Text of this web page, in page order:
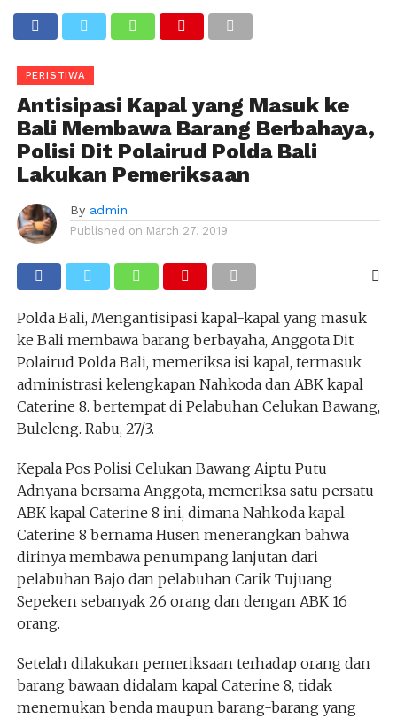
PERISTIWA
Antisipasi Kapal yang Masuk ke
Bali Membawa Barang Berbahaya,
Polisi Dit Polairud Polda Bali
Lakukan Pemeriksaan
By admin
Published on March 27, 2019
Polda Bali, Mengantisipasi kapal-kapal yang masuk
ke Bali membawa barang berbayaha, Anggota Dit
Polairud Polda Bali, memeriksa isi kapal, termasuk
administrasi kelengkapan Nahkoda dan ABK kapal
Caterine 8. bertempat di Pelabuhan Celukan Bawang,
Buleleng. Rabu, 27/3.
Kepala Pos Polisi Celukan Bawang Aiptu Putu
Adnyana bersama Anggota, memeriksa satu persatu
ABK kapal Caterine 8 ini, dimana Nahkoda kapal
Caterine 8 bernama Husen menerangkan bahwa
dirinya membawa penumpang lanjutan dari
pelabuhan Bajo dan pelabuhan Carik Tujuang
Sepeken sebanyak 26 orang dan dengan ABK 16
orang.
Setelah dilakukan pemeriksaan terhadap orang dan
barang bawaan didalam kapal Caterine 8, tidak
menemukan benda maupun barang-barang yang